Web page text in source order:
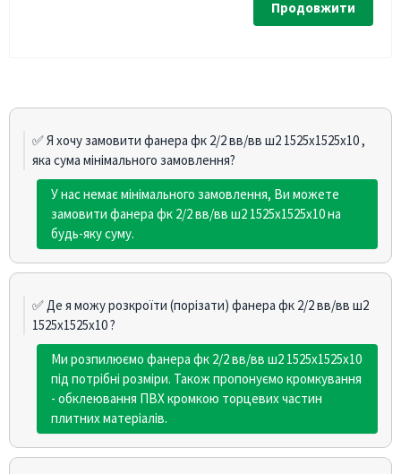
Продовжити
✅ Я хочу замовити фанера фк 2/2 вв/вв ш2 1525х1525х10 ,
яка сума мінімального замовлення?
У нас немає мінімального замовлення, Ви можете
замовити фанера фк 2/2 вв/вв ш2 1525х1525х10 на
будь-яку суму.
✅ Де я можу розкроїти (порізати) фанера фк 2/2 вв/вв ш2
1525х1525х10 ?
Ми розпилюємо фанера фк 2/2 вв/вв ш2 1525х1525х10
під потрібні розміри. Також пропонуємо кромкування
- обклеювання ПВХ кромкою торцевих частин
плитних матеріалів.